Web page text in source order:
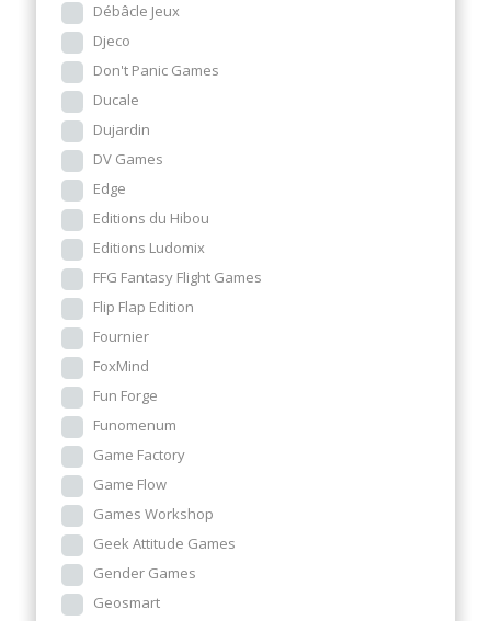
Débâcle Jeux
Djeco
Don't Panic Games
Ducale
Dujardin
DV Games
Edge
Editions du Hibou
Editions Ludomix
FFG Fantasy Flight Games
Flip Flap Edition
Fournier
FoxMind
Fun Forge
Funomenum
Game Factory
Game Flow
Games Workshop
Geek Attitude Games
Gender Games
Geosmart